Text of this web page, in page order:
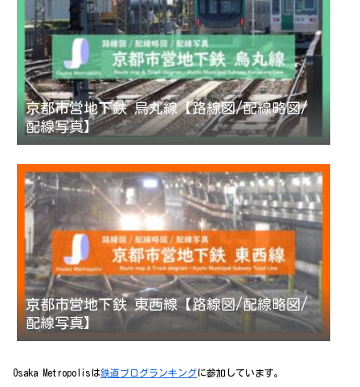
京都市営地下鉄 烏丸線【路線図/配線略図/
配線写真】
京都市営地下鉄 東西線【路線図/配線略図/
配線写真】
Osaka Metropolisは鉄道ブログランキングに参加しています。